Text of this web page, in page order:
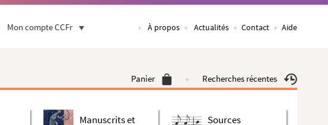
Mon compte CCFr À propos Actualités Contact Aide
Panier Recherches récentes
Manuscrits et
Sources